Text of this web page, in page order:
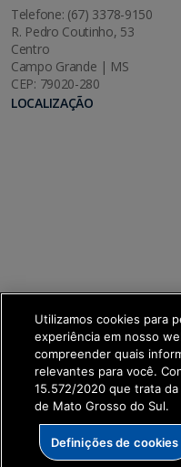
Telefone: (67) 3378-9150
R. Pedro Coutinho, 53
Centro
Campo Grande | MS
CEP: 79020-280
LOCALIZAÇÃO
SETDIG | Secretaria-
Digital
Utilizamos cookies para
experiência em nosso
compreender quais
relevantes para você.
15.572/2020 que trata
de Mato Grosso do Sul.
Definições de cookies